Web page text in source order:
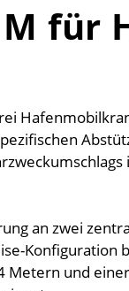
für
an zwei
Konfiguration
Metern und